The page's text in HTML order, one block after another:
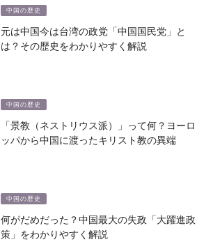
中国の歴史
元は中国今は台湾の政党「中国国民党」と
は？その歴史をわかりやすく解説
中国の歴史
「景教（ネストリウス派）」って何？ヨーロ
ッパから中国に渡ったキリスト教の異端
中国の歴史
何がだめだった？中国最大の失政「大躍進政
策」をわかりやすく解説